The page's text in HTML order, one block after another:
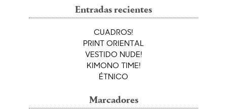
Entradas recientes
CUADROS!
PRINT ORIENTAL
VESTIDO NUDE!
KIMONO TIME!
ÉTNICO
Marcadores